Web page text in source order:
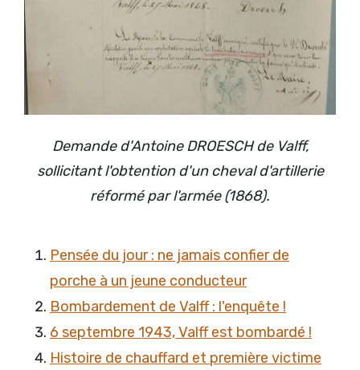
Demande d'Antoine DROESCH de Valff,
sollicitant l'obtention d'un cheval d'artillerie
réformé par l'armée (1868).
Pensée du jour : ne jamais confier de
porche à un jeune conducteur
Bombardement de Valff : l'enquête !
6 septembre 1943, Valff est bombardé !
Histoire de chauffard et première victime